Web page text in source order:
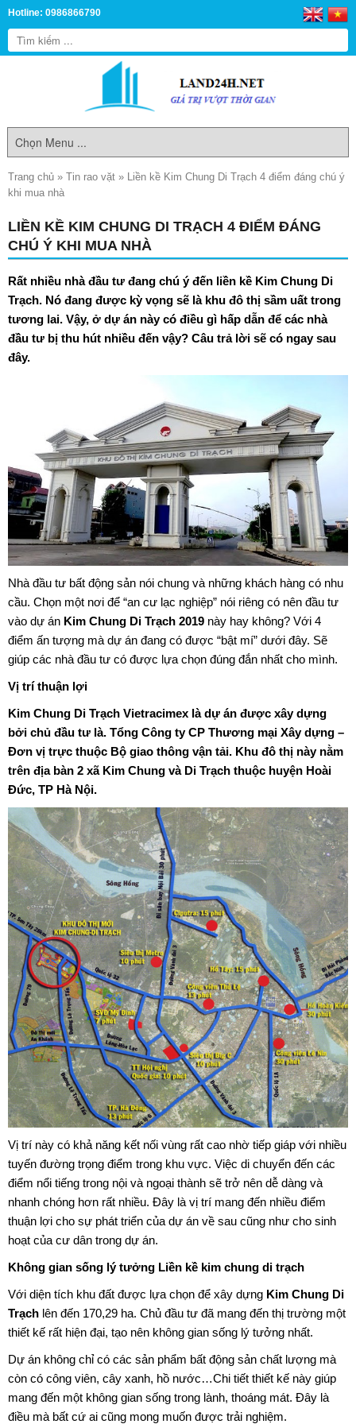
Hotline: 0986866790
Trang chủ » Tin rao vặt » Liền kề Kim Chung Di Trạch 4 điểm đáng chú ý
khi mua nhà
LIỀN KỀ KIM CHUNG DI TRẠCH 4 ĐIỂM ĐÁNG
CHÚ Ý KHI MUA NHÀ
Rất nhiều nhà đầu tư đang chú ý đến liền kề Kim Chung Di
Trạch. Nó đang được kỳ vọng sẽ là khu đô thị sầm uất trong
tương lai. Vậy, ở dự án này có điều gì hấp dẫn để các nhà
đầu tư bị thu hút nhiều đến vậy? Câu trả lời sẽ có ngay sau
đây.
Nhà đầu tư bất động sản nói chung và những khách hàng có nhu
cầu. Chọn một nơi để “an cư lạc nghiệp” nói riêng có nên đầu tư
vào dự án Kim Chung Di Trạch 2019 này hay không? Với 4
điểm ấn tượng mà dự án đang có được “bật mí” dưới đây. Sẽ
giúp các nhà đầu tư có được lựa chọn đúng đắn nhất cho mình.
Vị trí thuận lợi
Kim Chung Di Trạch Vietracimex là dự án được xây dựng
bởi chủ đầu tư là. Tổng Công ty CP Thương mại Xây dựng –
Đơn vị trực thuộc Bộ giao thông vận tải. Khu đô thị này nằm
trên địa bàn 2 xã Kim Chung và Di Trạch thuộc huyện Hoài
Đức, TP Hà Nội.
Vị trí này có khả năng kết nối vùng rất cao nhờ tiếp giáp với nhiều
tuyến đường trọng điểm trong khu vực. Việc di chuyển đến các
điểm nổi tiếng trong nội và ngoại thành sẽ trở nên dễ dàng và
nhanh chóng hơn rất nhiều. Đây là vị trí mang đến nhiều điểm
thuận lợi cho sự phát triển của dự án về sau cũng như cho sinh
hoạt của cư dân trong dự án.
Không gian sống lý tưởng Liền kề kim chung di trạch
Với diện tích khu đất được lựa chọn để xây dựng Kim Chung Di
Trạch lên đến 170,29 ha. Chủ đầu tư đã mang đến thị trường một
thiết kế rất hiện đại, tạo nên không gian sống lý tưởng nhất.
Dự án không chỉ có các sản phẩm bất động sản chất lượng mà
còn có công viên, cây xanh, hồ nước…Chi tiết thiết kế này giúp
mang đến một không gian sống trong lành, thoáng mát. Đây là
điều mà bất cứ ai cũng mong muốn được trải nghiệm.